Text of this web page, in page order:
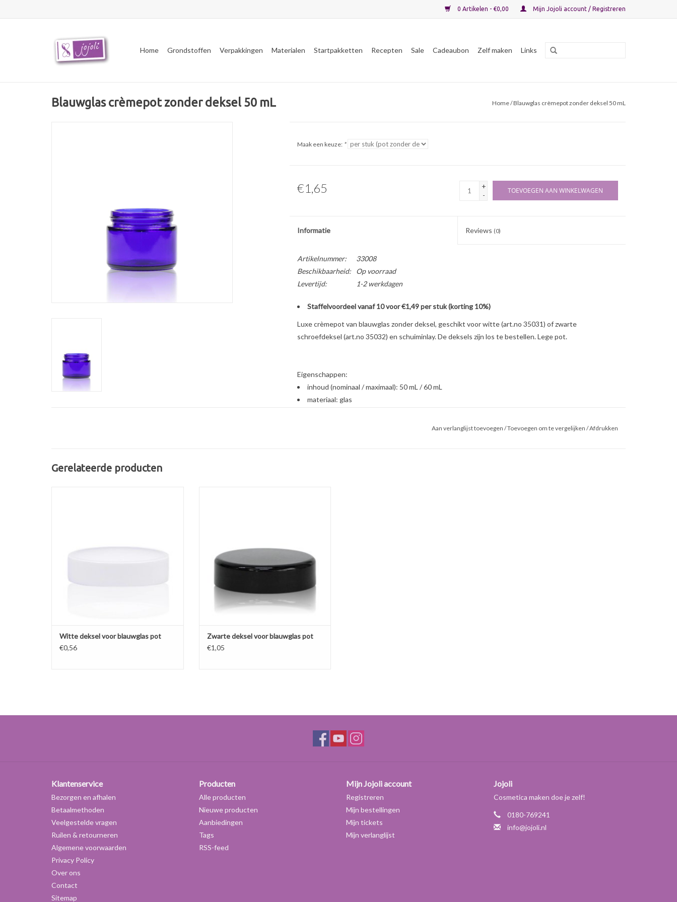
0 Artikelen - €0,00 Mijn Jojoli account / Registreren
Home Grondstoffen Verpakkingen Materialen Startpakketten Recepten Sale Cadeaubon Zelf maken Links
Blauwglas crèmepot zonder deksel 50 mL Home/ Blauwglas crèmepot zonder deksel 50 mL
Maak een keuze: *
€1,65
+
-
TOEVOEGEN AAN WINKELWAGEN
Informatie Reviews (0)
Artikelnummer:
33008
Beschikbaarheid:
Op voorraad
Levertijd:
1-2 werkdagen
Staffelvoordeel vanaf 10 voor €1,49 per stuk (korting 10%)
Luxe crèmepot van blauwglas zonder deksel, geschikt voor witte (art.no 35031) of zwarte
schroefdeksel (art.no 35032) en schuiminlay. De deksels zijn los te bestellen. Lege pot.
Eigenschappen:
inhoud (nominaal / maximaal): 50 mL / 60 mL
materiaal: glas
kleur en transparantie: kobaltblauw, transparantAan verlanglijst toevoegen /Toevoegen om te vergelijken /Afdrukken
Gerelateerde producten
Witte deksel voor blauwglas pot
€0,56
Zwarte deksel voor blauwglas pot
€1,05
Klantenservice
Bezorgen en afhalen
Betaalmethoden
Veelgestelde vragen
Ruilen & retourneren
Algemene voorwaarden
Privacy Policy
Over ons
Contact
Sitemap
Producten
Alle producten
Nieuwe producten
Aanbiedingen
Tags
RSS-feed
Mijn Jojoli account
Registreren
Mijn bestellingen
Mijn tickets
Mijn verlanglijst
Jojoli
Cosmetica maken doe je zelf!
0180-769241
info@jojoli.nl